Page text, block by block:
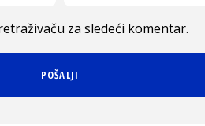
za sledeći komentar.